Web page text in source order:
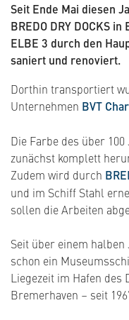
Seit Ende Mai diesen
BREDO DRY DOCKS
ELBE 3 durch den
saniert und renoviert.
Dorthin transportiert
Unternehmen BVT
Die Farbe des über
zunächst komplett
Zudem wird durch
und im Schiff Stahl
sollen die Arbeiten
Seit über einem
schon ein
Liegezeit im Hafen
Bremerhaven – seit